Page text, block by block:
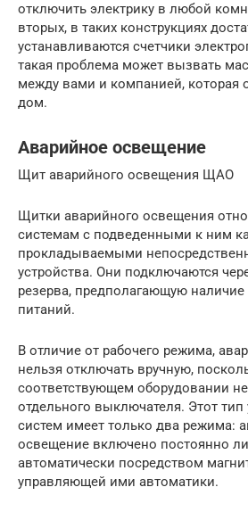
отключить электрику в любой
вторых, в таких конструкциях
устанавливаются счетчики
такая проблема может вызвать
между вами и компанией, которая
дом.
Аварийное освещение
Щит аварийного освещения ЩАО
Щитки аварийного освещения
системам с подведенными к ним
прокладываемыми
устройства. Они подключаются
резерва, предполагающую
питаний.
В отличие от рабочего режима,
нельзя отключать вручную,
соответствующем оборудовании
отдельного выключателя. Этот
систем имеет только два режима:
освещение включено постоянно
автоматически посредством
управляющей ими автоматики.